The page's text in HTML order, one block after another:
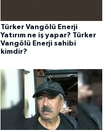
Türker Vangölü Enerji
Yatırım ne iş yapar? Türker
Vangölü Enerji sahibi
kimdir?